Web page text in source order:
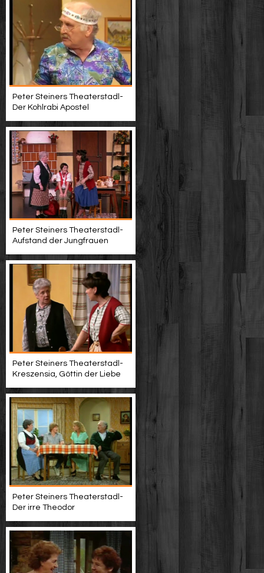
Peter Steiners Theaterstadl-
Der Kohlrabi Apostel
Peter Steiners Theaterstadl-
Aufstand der Jungfrauen
Peter Steiners Theaterstadl-
Kreszensia, Göttin der Liebe
Peter Steiners Theaterstadl-
Der irre Theodor